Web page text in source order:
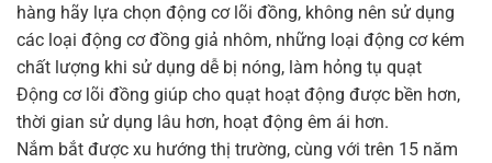
hàng hãy lựa chọn động cơ lõi đồng, không nên sử dụng
các loại động cơ đồng giả nhôm, những loại động cơ kém
chất lượng khi sử dụng dễ bị nóng, làm hỏng tụ quạt
Động cơ lõi đồng giúp cho quạt hoạt động được bền hơn,
thời gian sử dụng lâu hơn, hoạt động êm ái hơn.
Nắm bắt được xu hướng thị trường, cùng với trên 15 năm